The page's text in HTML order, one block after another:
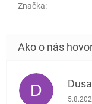
Značka:
D